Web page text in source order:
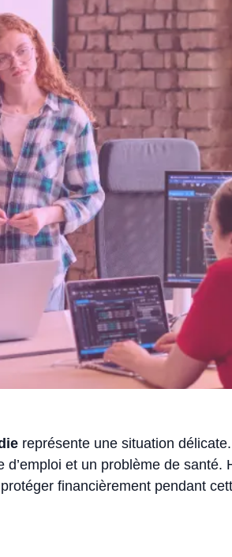
représente une situation
d’emploi et un problème de santé.
financièrement pendant